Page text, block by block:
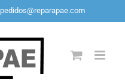
pedidos@reparapae.com